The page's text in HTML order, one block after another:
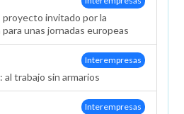
proyecto invitado por la
unas jornadas europeas
Interempresas
al trabajo sin armarios
Interempresas